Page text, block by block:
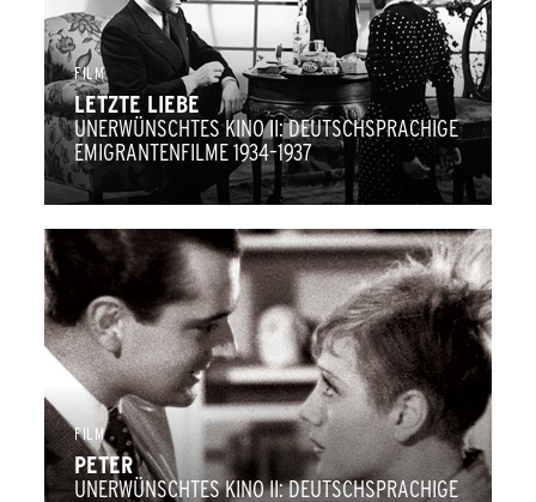
FILM
LETZTE LIEBE
UNERWÜNSCHTES KINO II: DEUTSCHSPRACHIGE
EMIGRANTENFILME 1934–1937
FILM
PETER
UNERWÜNSCHTES KINO II: DEUTSCHSPRACHIGE